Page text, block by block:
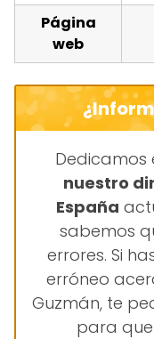
Página
web
Dedicamos
nuestro
España
sabemos
errores. Si
erróneo
Guzmán, te
para